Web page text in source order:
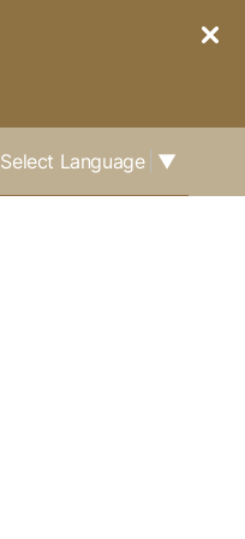
Select Language ▼